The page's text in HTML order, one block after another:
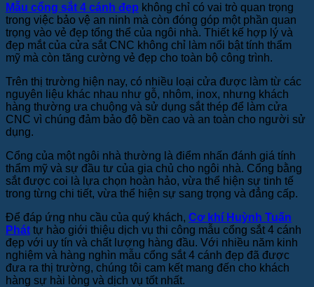
Mẫu cổng sắt 4 cánh đẹp không chỉ có vai trò quan trọng
trong việc bảo vệ an ninh mà còn đóng góp một phần quan
trọng vào vẻ đẹp tổng thể của ngôi nhà. Thiết kế hợp lý và
đẹp mắt của cửa sắt CNC không chỉ làm nổi bật tính thẩm
mỹ mà còn tăng cường vẻ đẹp cho toàn bộ công trình.
Trên thị trường hiện nay, có nhiều loại cửa được làm từ các
nguyên liệu khác nhau như gỗ, nhôm, inox, nhưng khách
hàng thường ưa chuộng và sử dụng sắt thép để làm cửa
CNC vì chúng đảm bảo độ bền cao và an toàn cho người sử
dụng.
Cổng của một ngôi nhà thường là điểm nhấn đánh giá tính
thẩm mỹ và sự đầu tư của gia chủ cho ngôi nhà. Cổng bằng
sắt được coi là lựa chọn hoàn hảo, vừa thể hiện sự tinh tế
trong từng chi tiết, vừa thể hiện sự sang trọng và đẳng cấp.
Để đáp ứng nhu cầu của quý khách, Cơ khí Huỳnh Tuấn
Phát tự hào giới thiệu dịch vụ thi công mẫu cổng sắt 4 cánh
đẹp với uy tín và chất lượng hàng đầu. Với nhiều năm kinh
nghiệm và hàng nghìn mẫu cổng sắt 4 cánh đẹp đã được
đưa ra thị trường, chúng tôi cam kết mang đến cho khách
hàng sự hài lòng và dịch vụ tốt nhất.